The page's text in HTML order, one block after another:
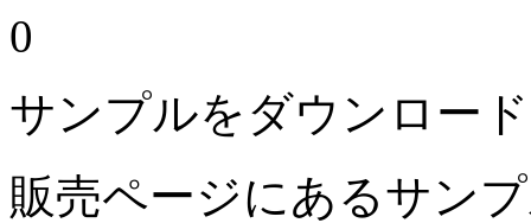
0
サンプルをダウンロー
販売ページにあるサン